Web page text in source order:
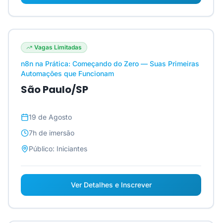
Vagas Limitadas
n8n na Prática: Começando do Zero — Suas Primeiras
Automações que Funcionam
São Paulo/SP
19 de Agosto
7h de imersão
Público: Iniciantes
Ver Detalhes e Inscrever